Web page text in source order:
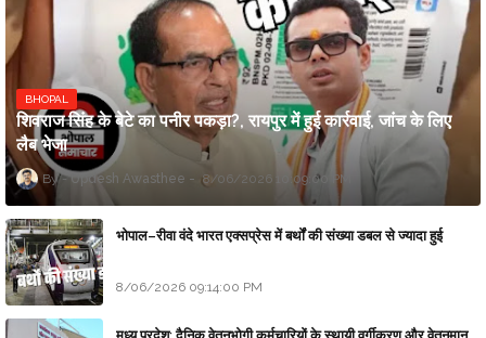
BHOPAL
शिवराज सिंह के बेटे का पनीर पकड़ा?, रायपुर में हुई कार्रवाई, जांच के लिए
लैब भेजा
Updesh Awasthee 8/06/2026 10:09:00 PM
भोपाल–रीवा वंदे भारत एक्सप्रेस में बर्थों की संख्या डबल से ज्यादा हुई
8/06/2026 09:14:00 PM